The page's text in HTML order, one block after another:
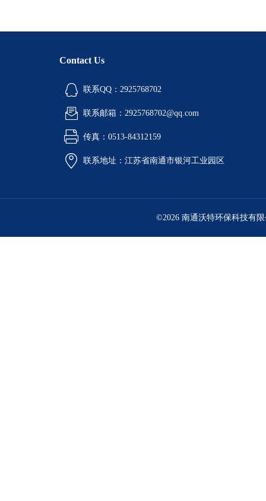
Contact Us
联系QQ：2925768702
联系邮箱：2925768702@qq.com
传真：0513-84312159
联系地址：江苏省南通市银河工业园区
©2026 南通沃特环保科技有